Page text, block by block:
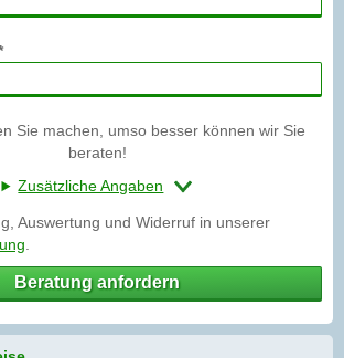
Sie machen, umso besser können wir Sie
beraten!
Zusätzliche Angaben
Auswertung und Widerruf in unserer
Beratung anfordern